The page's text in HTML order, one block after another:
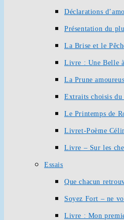
Déclarations
Présentation du
La Brise et le
Livre : Une Belle
La Prune
Extraits choisis du
Le Printemps de
Livret-Poème
Livre – Sur les
Essais
Que chacun
Soyez Fort – ne
Livre : Mon